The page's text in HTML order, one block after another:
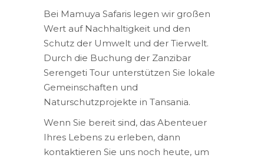
Bei Mamuya Safaris legen wir großen
Wert auf Nachhaltigkeit und den
Schutz der Umwelt und der Tierwelt.
Durch die Buchung der Zanzibar
Serengeti Tour unterstützen Sie lokale
Gemeinschaften und
Naturschutzprojekte in Tansania.
Wenn Sie bereit sind, das Abenteuer
Ihres Lebens zu erleben, dann
kontaktieren Sie uns noch heute, um